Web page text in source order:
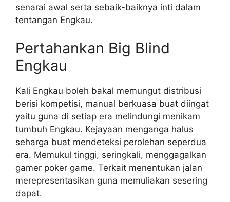
senarai awal serta sebaik-baiknya inti dalam
tentangan Engkau.
Pertahankan Big Blind
Engkau
Kali Engkau boleh bakal memungut distribusi
berisi kompetisi, manual berkuasa buat diingat
yaitu guna di setiap era melindungi menikam
tumbuh Engkau. Kejayaan menganga halus
seharga buat mendeteksi perolehan seperdua
era. Memukul tinggi, seringkali, menggagalkan
gamer poker game. Terkait menentukan jalan
merepresentasikan guna memuliakan sesering
dapat.